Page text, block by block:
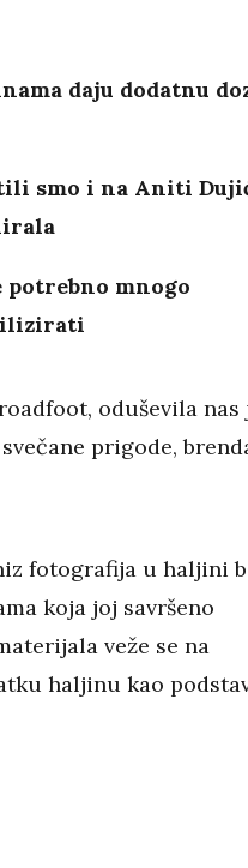
daju dodatnu
smo i na Aniti
mnogo
oduševila nas
prigode,
fotografija u haljini
koja joj savršeno
veže se na
haljinu kao